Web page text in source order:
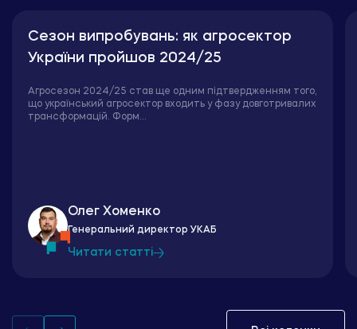
Сезон випробувань: як агросектор
України пройшов 2024/25
Агросезон 2024/25 став ще одним підтвердженням того,
що український агросектор входить у фазу довготривалих
трансформацій. Форм...
Олег Хоменко
Генеральний директор УКАБ
Читати статті